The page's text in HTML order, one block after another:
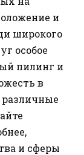
и
широкого
особое
пилинг и
в
и сферы